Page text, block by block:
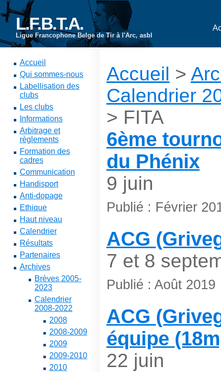
L.F.B.T.A.
Ligue Francophone Belge de Tir à l'Arc, asbl
Accueil
Qui sommes-nous
Labellisation des
clubs
Les clubs
Informations
Arbitrage et
règlements
Formation des
cadres
Communication
Handisport
Anti-dopage
Ethique
Haut niveau
Calendrier
Résultats
Partenaires
Archives
Brèves 2005-
2023
Calendrier
2008-2022
2008
2008-2009
2009
2009-2010
2010
Accueil >
Calendrier
> FITA
6ème
du Phénix
9 juin
Publié : Février
ACG
7 et 8
Publié : Août 2019
ACG
équipe
22 juin